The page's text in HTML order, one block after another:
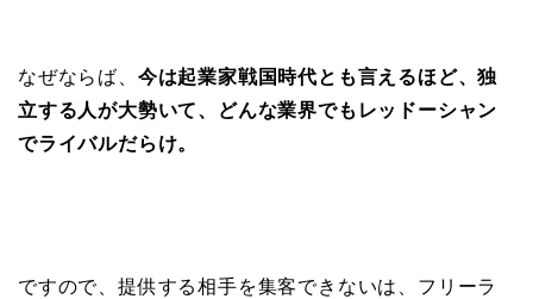
なぜならば、 今は起業家戦国時代とも言えるほど、独
立する人が大勢いて、どんな業界でもレッドーシャン
でライバルだらけ。
ですので、提供する相手を集客できないは、フリーラ